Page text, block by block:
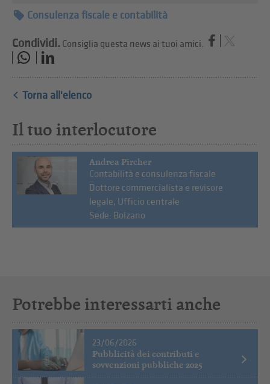
Consulenza fiscale e contabilità
Condividi. Consiglia questa news ai tuoi amici.
Torna all'elenco
Il tuo interlocutore
Andrea Pircher
Contabilità e consulenza fiscale
Dottore commercialista e revisore
legale, Ufficio centrale
Sede: Bolzano
Potrebbe interessarti anche
23/06/2026
Pubblicità dei contributi e
sovvenzioni pubbliche 2025